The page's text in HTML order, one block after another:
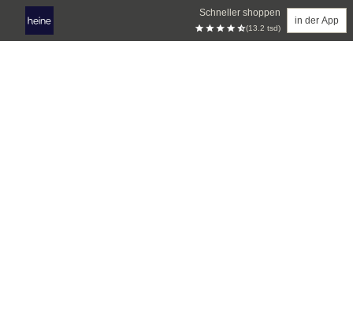
Schneller shoppen
(13.2 tsd)
in der App